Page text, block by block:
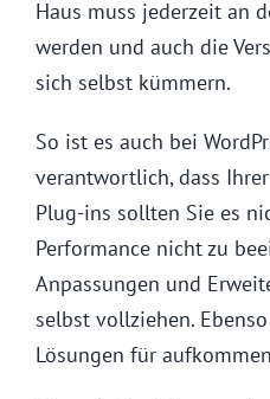
Haus muss jederzeit an
werden und auch die
sich selbst kümmern.
So ist es auch bei
verantwortlich, dass
Plug-ins sollten Sie es
Performance nicht zu
Anpassungen und
selbst vollziehen.
Lösungen für